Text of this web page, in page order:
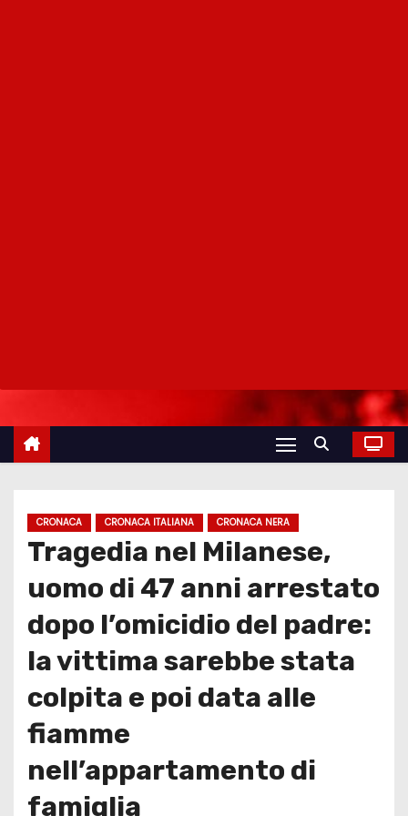
CRONACA CRONACA ITALIANA CRONACA NERA
Tragedia nel Milanese,
uomo di 47 anni arrestato
dopo l’omicidio del padre:
la vittima sarebbe stata
colpita e poi data alle
fiamme
nell’appartamento di
famiglia